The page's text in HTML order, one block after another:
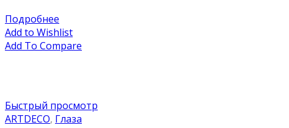
Подробнее
Add to Wishlist
Add To Compare
Быстрый просмотр
ARTDECO, Глаза